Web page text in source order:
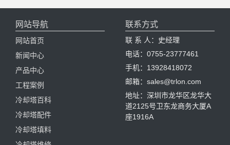
网站导航
网站首页
新闻中心
产品中心
工程案例
冷却塔百科
冷却塔配件
冷却塔填料
联系方式
联 系 人：史经理
电话：0755-23777461
手机：13928418072
邮箱：sales@trlon.com
地址：深圳市龙华区龙华大
道2125号卫东龙商务大厦A
座1916A